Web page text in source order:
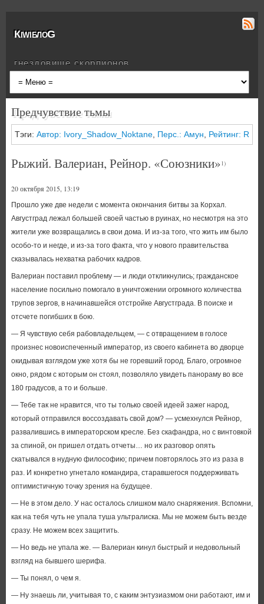
КiwiблоG
гнездовище скорпионов
Предчувствие тьмы
Тэги: Автор: Ivory_Shadow_Noktane, Перс.: Амун Рейтинг: R
Рыжий. Валериан, Рейнор. «Союзники»1)
20 октября 2015, 13:19
Прошло уже две недели с момента окончания битвы за Корхал.
Августград лежал большей своей частью в руинах, но несмотря на это
жители уже возвращались в свои дома. И из-за того, что жить им было
особо-то и негде, и из-за того факта, что у нового правительства
сказывалась нехватка рабочих кадров.
Валериан поставил проблему — и люди откликнулись; гражданское
население посильно помогало в уничтожении огромного количества
трупов зергов, в начинавшейся отстройке Августграда. В поиске и
отсчете погибших в бою.
— Я чувствую себя рабовладельцем, — с отвращением в голосе
произнес новоиспеченный император, из своего кабинета во дворце
окидывая взглядом уже хотя бы не горевший город. Благо, огромное
окно, рядом с которым он стоял, позволяло увидеть панораму во все
180 градусов, а то и больше.
— Тебе так не нравится, что ты только своей идеей зажег народ,
который отправился воссоздавать свой дом? — усмехнулся Рейнор,
развалившись в императорском кресле. Без скафандра, но с винтовкой
за спиной, он пришел отдать отчеты… но их разговор опять
скатывался в нудную философию; причем повторялось это из раза в
раз. И конкретно угнетало командира, старавшегося поддерживать
оптимистичную точку зрения на будущее.
— Не в этом дело. У нас осталось слишком мало снаряжения. Вспомни,
как на тебя чуть не упала туша ультралиска. Мы не можем быть везде
сразу. Не можем всех защитить.
— Но ведь не упала же. — Валериан кинул быстрый и недовольный
взгляд на бывшего шерифа.
— Ты понял, о чем я.
— Ну знаешь ли, учитывая то, с каким энтузиазмом они работают, им и